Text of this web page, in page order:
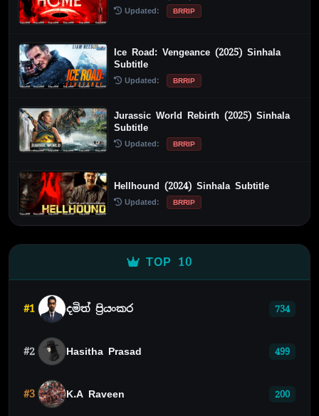
Updated: BRRIP
Ice Road: Vengeance (2025) Sinhala
Subtitle
Updated: BRRIP
Jurassic World Rebirth (2025) Sinhala
Subtitle
Updated: BRRIP
Hellhound (2024) Sinhala Subtitle
Updated: BRRIP
TOP 10
#1 දමිත් ප්‍රියංකර 734
#2 Hasitha Prasad 499
#3 K.A Raveen 200